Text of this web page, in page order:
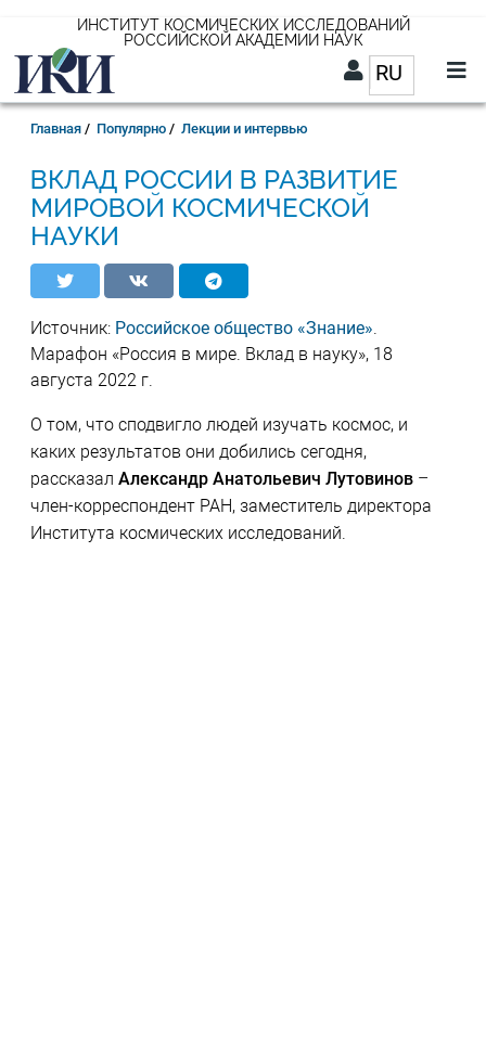
основному
содержанию
ИНСТИТУТ КОСМИЧЕСКИХ ИССЛЕДОВАНИЙ
РОССИЙСКОЙ АКАДЕМИИ НАУК
RUСписок
RU
Строка
навигации
Главная Популярно Лекции и интервью
ВКЛАД РОССИИ В РАЗВИТИЕ
МИРОВОЙ КОСМИЧЕСКОЙ
НАУКИ
Источник: Российское общество «Знание».
Марафон «Россия в мире. Вклад в науку», 18
августа 2022 г.
О том, что сподвигло людей изучать космос, и
каких результатов они добились сегодня,
рассказал Александр Анатольевич Лутовинов–
член-корреспондент РАН, заместитель директора
Института космических исследований.